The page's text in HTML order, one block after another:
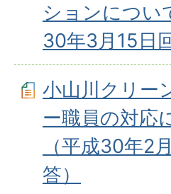
ションについ
30年3月15日
小山川クリー
ー職員の対応
（平成30年2
答）